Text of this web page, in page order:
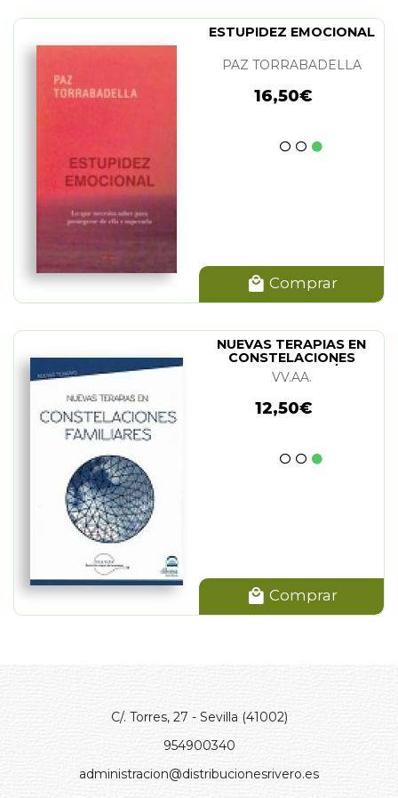
ESTUPIDEZ EMOCIONAL
PAZ TORRABADELLA
16,50€
Comprar
NUEVAS TERAPIAS EN
CONSTELACIONES
FAMILIARES (N/E)
VV.AA.
12,50€
Comprar
C/. Torres, 27 - Sevilla (41002)
954900340
administracion@distribucionesrivero.es